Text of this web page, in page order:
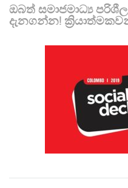
ඔබත් සමාජමාධ්‍ය
දැනගන්න!